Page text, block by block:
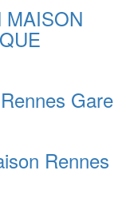
MAISON
Gare
Rennes